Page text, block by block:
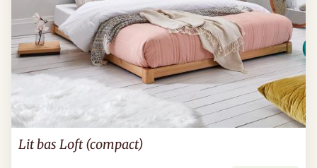
Lit bas Loft (compact)